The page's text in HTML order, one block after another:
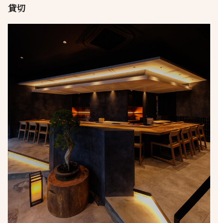
貸切